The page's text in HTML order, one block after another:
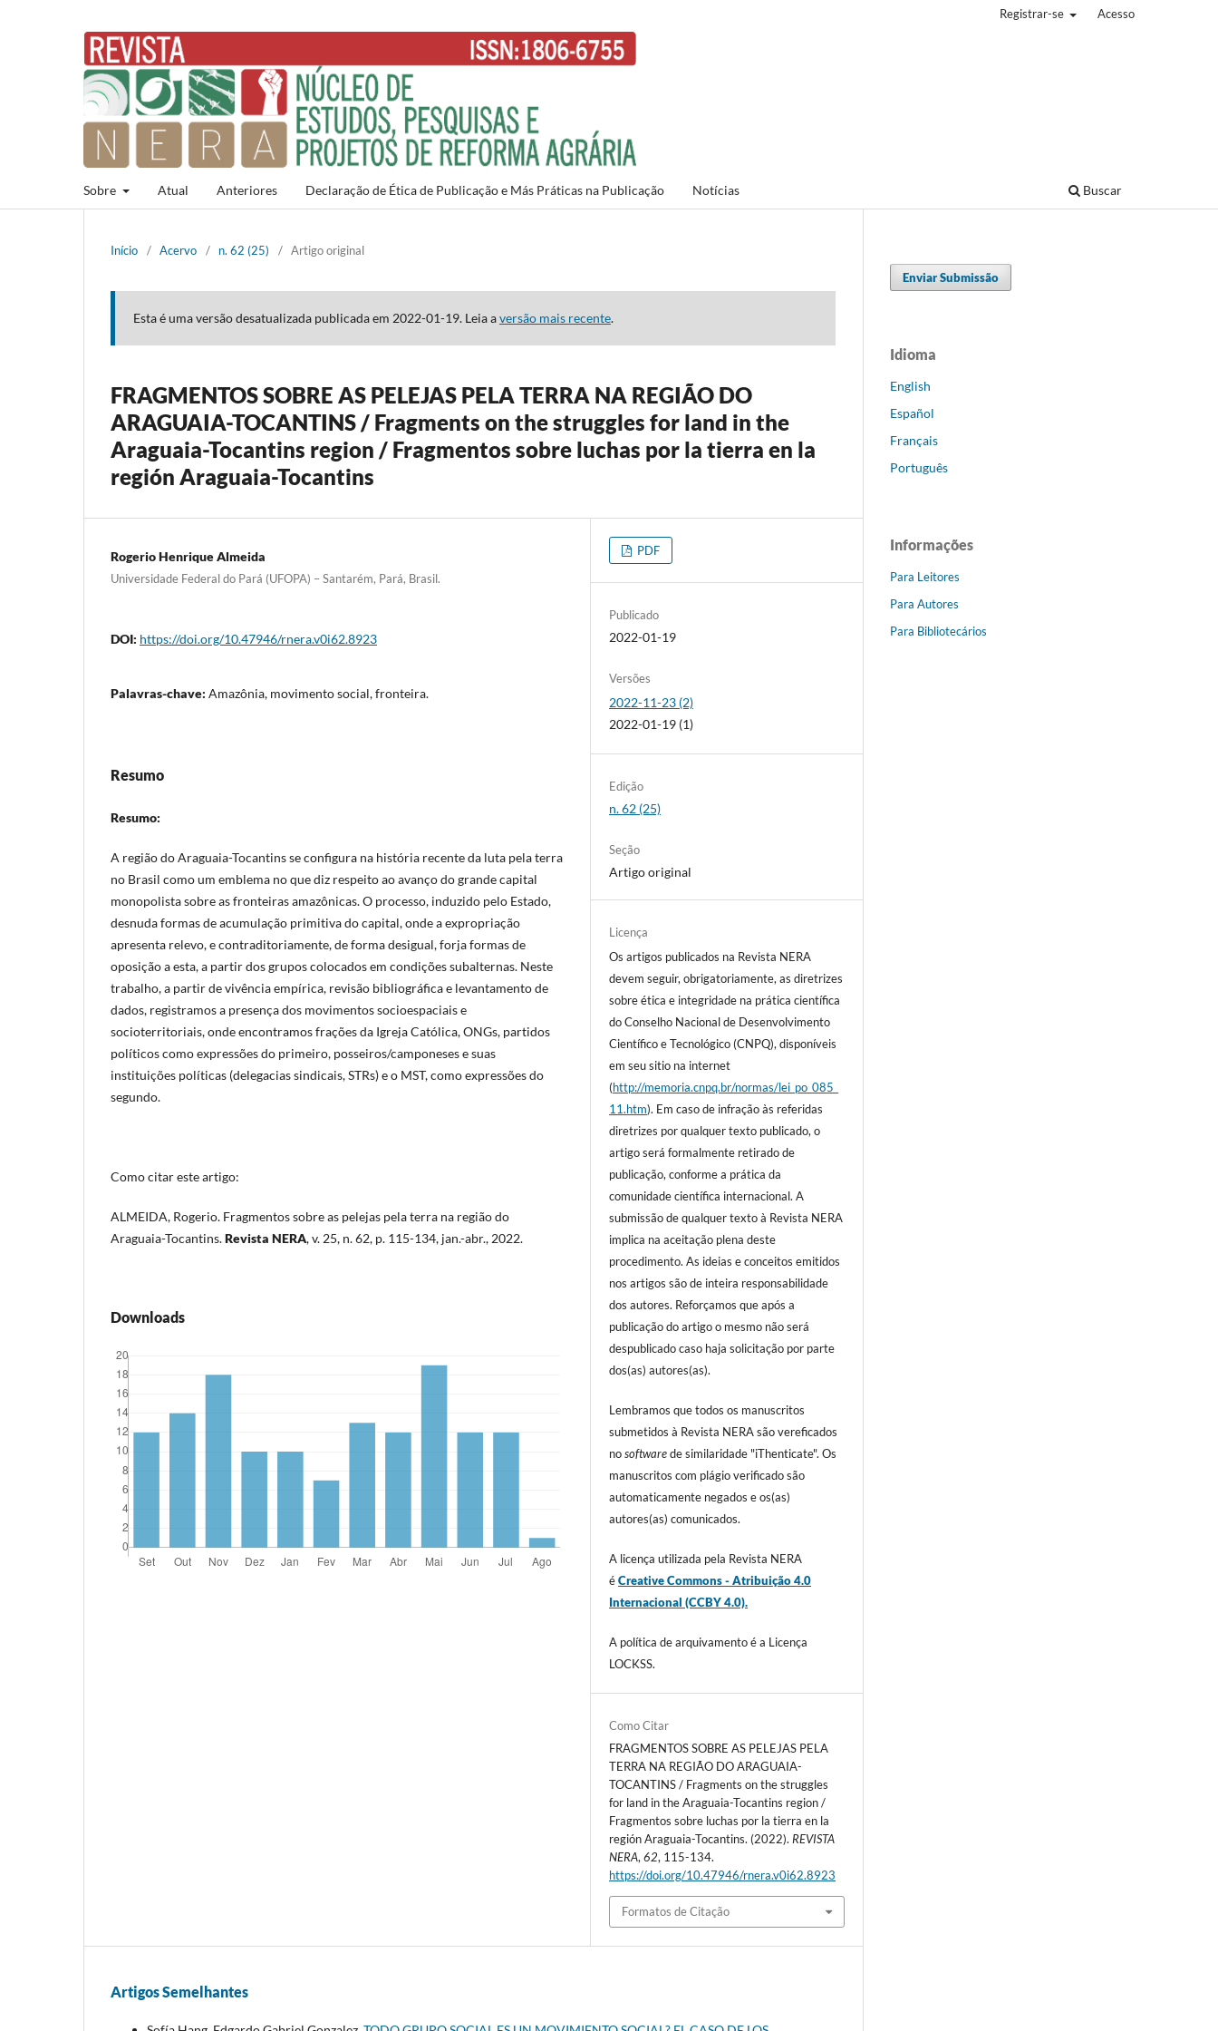
Sobre Atual Anteriores Declaração de Ética de Publicação e Más Práticas na Publicação Notícias Buscar
Registrar-se Acesso
Início / Acervo / n. 62 (25) / Artigo original
Esta é uma versão desatualizada publicada em 2022-01-19. Leia aversão mais recente.
FRAGMENTOS SOBRE AS PELEJAS PELA TERRA NA REGIÃO DO
ARAGUAIA-TOCANTINS / Fragments on the struggles for land in the
Araguaia-Tocantins region / Fragmentos sobre luchas por la tierra en la
región Araguaia-Tocantins
Rogerio Henrique Almeida
Universidade Federal do Pará (UFOPA) – Santarém, Pará, Brasil.
DOI: https://doi.org/10.47946/rnera.v0i62.8923
Palavras-chave: Amazônia, movimento social, fronteira.
Resumo
Resumo:
A região do Araguaia-Tocantins se configura na história recente da luta pela terra
no Brasil como um emblema no que diz respeito ao avanço do grande capital
monopolista sobre as fronteiras amazônicas. O processo, induzido pelo Estado,
desnuda formas de acumulação primitiva do capital, onde a expropriação
apresenta relevo, e contraditoriamente, de forma desigual, forja formas de
oposição a esta, a partir dos grupos colocados em condições subalternas. Neste
trabalho, a partir de vivência empírica, revisão bibliográfica e levantamento de
dados, registramos a presença dos movimentos socioespaciais e
socioterritoriais, onde encontramos frações da Igreja Católica, ONGs, partidos
políticos como expressões do primeiro, posseiros/camponeses e suas
instituições políticas (delegacias sindicais, STRs) e o MST, como expressões do
segundo.
Como citar este artigo:
ALMEIDA, Rogerio. Fragmentos sobre as pelejas pela terra na região do
Araguaia-Tocantins.Revista NERA, v. 25, n. 62, p. 115-134, jan.-abr., 2022.
Downloads
PDF
Publicado
2022-01-19
Versões
2022-11-23 (2)
2022-01-19 (1)
Edição
n. 62 (25)
Seção
Artigo original
Licença
Os artigos publicados na Revista NERA
devem seguir, obrigatoriamente, as diretrizes
sobre ética e integridade na prática científica
do Conselho Nacional de Desenvolvimento
Científico e Tecnológico (CNPQ), disponíveis
em seu sitio na internet
(http://memoria.cnpq.br/normas/lei_po_085_
11.htm). Em caso de infração às referidas
diretrizes por qualquer texto publicado, o
artigo será formalmente retirado de
publicação, conforme a prática da
comunidade científica internacional. A
submissão de qualquer texto à Revista NERA
implica na aceitação plena deste
procedimento. As ideias e conceitos emitidos
nos artigos são de inteira responsabilidade
dos autores. Reforçamos que após a
publicação do artigo o mesmo não será
despublicado caso haja solicitação por parte
dos(as) autores(as).
Lembramos que todos os manuscritos
submetidos à Revista NERA são vereficados
nosoftwarede similaridade "iThenticate". Os
manuscritos com plágio verificado são
automaticamente negados e os(as)
autores(as) comunicados.
A licença utilizada pela Revista NERA
éCreative Commons - Atribuição 4.0
Internacional (CCBY 4.0).
A política de arquivamento é a Licença
LOCKSS.
Como Citar
FRAGMENTOS SOBRE AS PELEJAS PELA
TERRA NA REGIÃO DO ARAGUAIA-
TOCANTINS / Fragments on the struggles
for land in the Araguaia-Tocantins region /
Fragmentos sobre luchas por la tierra en la
región Araguaia-Tocantins. (2022). REVISTA
NERA,62, 115-134.
https://doi.org/10.47946/rnera.v0i62.8923
Formatos de Citação
Artigos Semelhantes
Enviar Submissão
Idioma
English
Español
Français
Português
Informações
Para Leitores
Para Autores
Para Bibliotecários